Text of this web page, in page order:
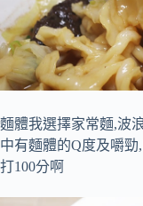
麵體我選擇家常麵,波
中有麵體的Q度及嚼
打100分啊